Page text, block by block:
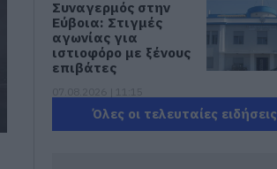
Συναγερμός στην
Εύβοια: Στιγμές
αγωνίας για
ιστιοφόρο με ξένους
επιβάτες
Έκτακτη διακοπή
Όλες οι τελευταίες ειδήσεις